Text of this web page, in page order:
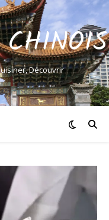
Découvrir